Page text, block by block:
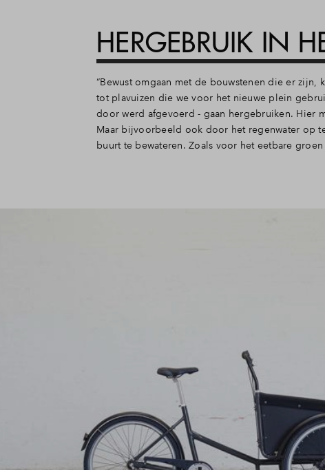
HERGEBRUIK IN
“Bewust omgaan met de bouwstenen die er
tot plavuizen die we voor het nieuwe plein
door werd afgevoerd - gaan hergebruiken. Hier
Maar bijvoorbeeld ook door het regenwater op
buurt te bewateren. Zoals voor het eetbare